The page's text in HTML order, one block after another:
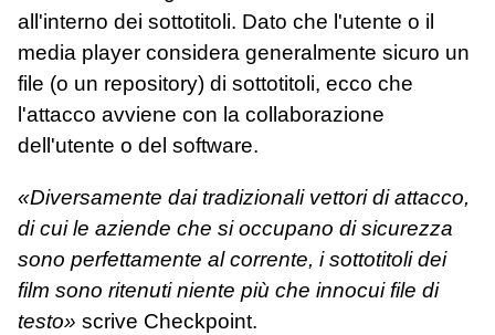
all'interno dei sottotitoli. Dato che l'utente o il
media player considera generalmente sicuro un
file (o un repository) di sottotitoli, ecco che
l'attacco avviene con la collaborazione
dell'utente o del software.
«Diversamente dai tradizionali vettori di attacco,
di cui le aziende che si occupano di sicurezza
sono perfettamente al corrente, i sottotitoli dei
film sono ritenuti niente più che innocui file di
testo» scrive Checkpoint.